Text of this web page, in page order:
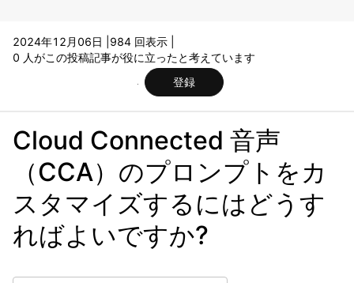
2024年12月06日 | 984 回表示 |
0 人がこの投稿記事が役に立ったと考えています
登録
Cloud Connected 音声
（CCA）のプロンプトをカ
スタマイズするにはどうす
ればよいですか?